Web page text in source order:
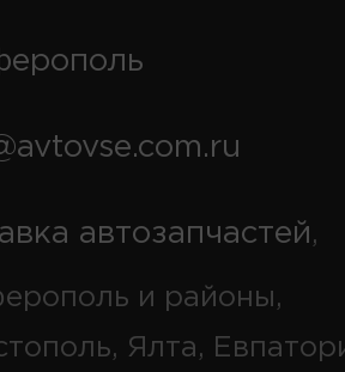
автозапчастей,
и районы,
Ялта,